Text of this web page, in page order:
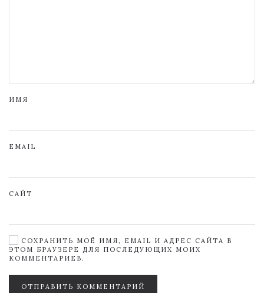
ИМЯ
EMAIL
САЙТ
СОХРАНИТЬ МОЁ ИМЯ, EMAIL И АДРЕС САЙТА В
ЭТОМ БРАУЗЕРЕ ДЛЯ ПОСЛЕДУЮЩИХ МОИХ
КОММЕНТАРИЕВ.
ОТПРАВИТЬ КОММЕНТАРИЙ